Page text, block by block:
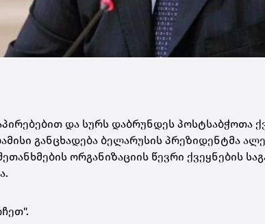
და სურს დაბრუნდეს პოსტსაბჭოთა
განცხადება ბელარუსის პრეზიდენტმა
ორგანიზაციის წევრი ქვეყნების